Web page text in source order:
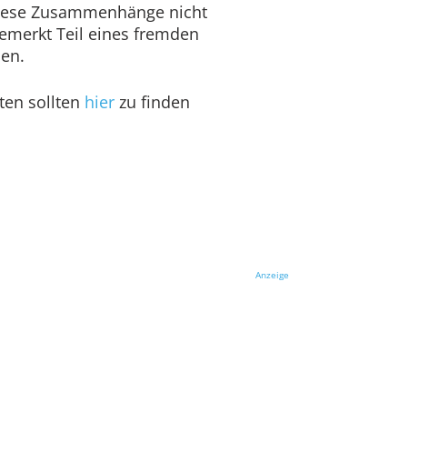
Zusammenhänge nicht
Teil eines fremden
sollten hier zu finden
Anzeige